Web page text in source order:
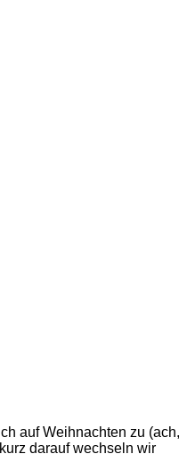
auf Weihnachten zu (ach,
darauf wechseln wir